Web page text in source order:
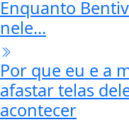
Enquanto
nele...
Por que eu e a
afastar telas
acontecer